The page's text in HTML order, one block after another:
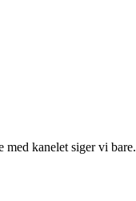
med kanelet siger vi bare.